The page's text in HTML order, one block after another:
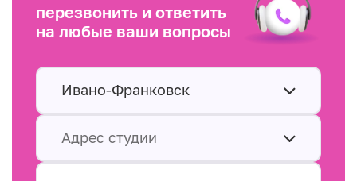
перезвонить и ответить
на любые ваши вопросы
Ивано-Франковск
Адрес студии